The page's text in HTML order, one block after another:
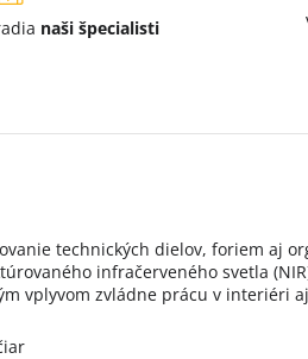
naši špecialisti
technických dielov, foriem aj
infračerveného svetla
vplyvom zvládne prácu v interiéri